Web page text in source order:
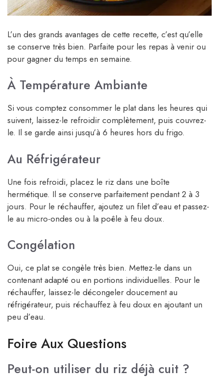
L’un des grands avantages de cette recette, c’est qu’elle
se conserve très bien. Parfaite pour les repas à venir ou
pour gagner du temps en semaine.
À Température Ambiante
Si vous comptez consommer le plat dans les heures qui
suivent, laissez-le refroidir complètement, puis couvrez-
le. Il se garde ainsi jusqu’à 6 heures hors du frigo.
Au Réfrigérateur
Une fois refroidi, placez le riz dans une boîte
hermétique. Il se conserve parfaitement pendant 2 à 3
jours. Pour le réchauffer, ajoutez un filet d’eau et passez-
le au micro-ondes ou à la poêle à feu doux.
Congélation
Oui, ce plat se congèle très bien. Mettez-le dans un
contenant adapté ou en portions individuelles. Pour le
réchauffer, laissez-le décongeler doucement au
réfrigérateur, puis réchauffez à feu doux en ajoutant un
peu d’eau.
Foire Aux Questions
Peut-on utiliser du riz déjà cuit ?